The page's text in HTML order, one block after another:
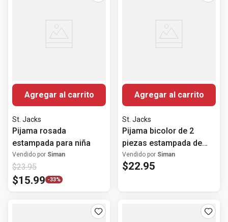
Agregar al carrito
St. Jacks
Pijama rosada
estampada para niña
Vendido por Siman
$23.95
$15.99 -33%
Agregar al carrito
St. Jacks
Pijama bicolor de 2
piezas estampada de
Minnie Mouse para niña
Vendido por Siman
$22.95